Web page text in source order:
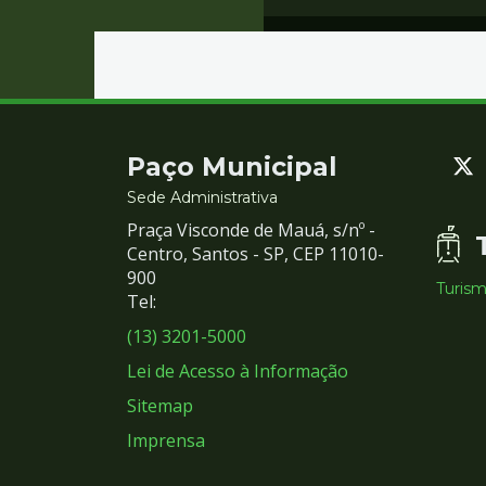
Contato
e
Redes
Sociais
Paço Municipal
Sede Administrativa
Praça Visconde de Mauá, s/nº -
Centro, Santos - SP, CEP 11010-
900
Tel:
(13) 3201-5000
Lei de Acesso à Informação
Sitemap
Imprensa